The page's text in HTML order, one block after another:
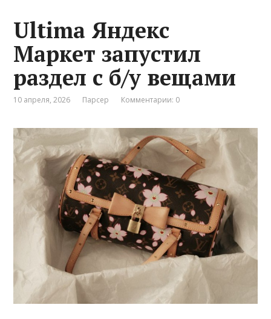
Ultima Яндекс
Маркет запустил
раздел с б/у вещами
10 апреля, 2026 Парсер Комментарии: 0